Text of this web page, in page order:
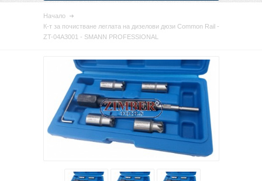
Начало
К-т за почистване леглата на дизелови дюзи Common Rail -
ZT-04A3001 - SMANN PROFESSIONAL